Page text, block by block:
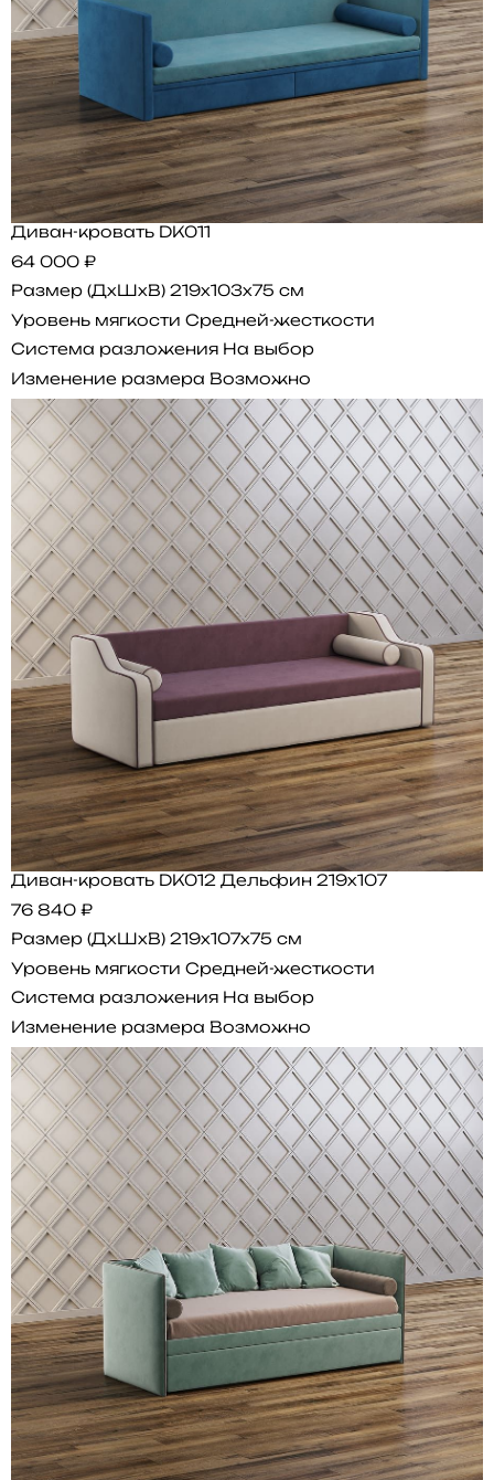
Диван-кровать DK011
64 000 ₽
Размер (ДхШхВ) 219x103x75 см
Уровень мягкости Средней-жесткости
Система разложения На выбор
Изменение размера Возможно
Диван-кровать DK012 Дельфин 219х107
76 840 ₽
Размер (ДхШхВ) 219x107x75 см
Уровень мягкости Средней-жесткости
Система разложения На выбор
Изменение размера Возможно